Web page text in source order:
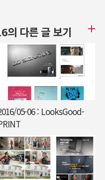
의 다른 글 보기
05-06 : LooksGood-